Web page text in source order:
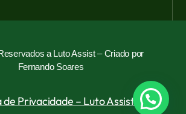
a Luto Assist –Criado por
Fernando Soares
de Privacidade – Luto Assist